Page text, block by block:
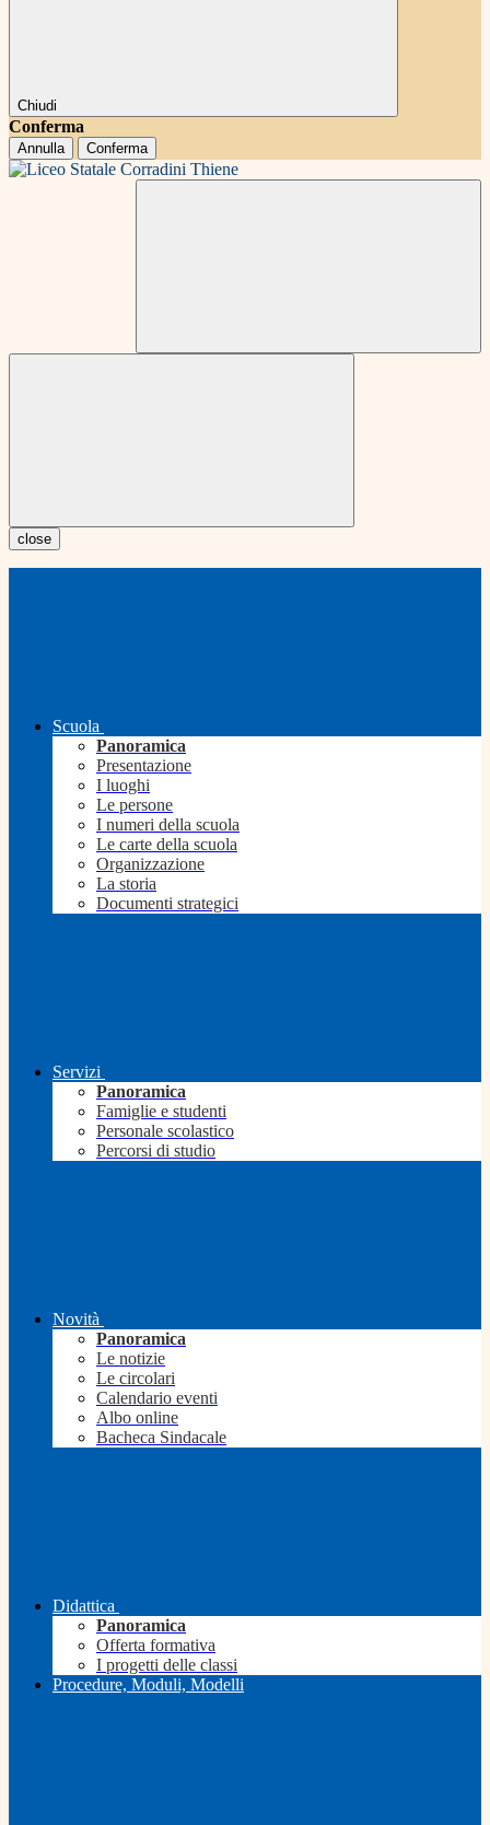
Chiudi
Conferma
Annulla Conferma
close
Scuola
Panoramica
Presentazione
I luoghi
Le persone
I numeri della scuola
Le carte della scuola
Organizzazione
La storia
Documenti strategici
Servizi
Panoramica
Famiglie e studenti
Personale scolastico
Percorsi di studio
Novità
Panoramica
Le notizie
Le circolari
Calendario eventi
Albo online
Bacheca Sindacale
Didattica
Panoramica
Offerta formativa
I progetti delle classi
Procedure, Moduli, Modelli